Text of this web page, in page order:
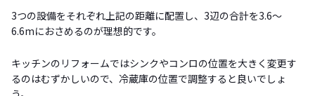
3つの設備をそれぞれ上記の距離に配置し、3辺の合計を3.6〜
6.6mにおさめるのが理想的です。
キッチンのリフォームではシンクやコンロの位置を大きく変更す
るのはむずかしいので、冷蔵庫の位置で調整すると良いでしょ